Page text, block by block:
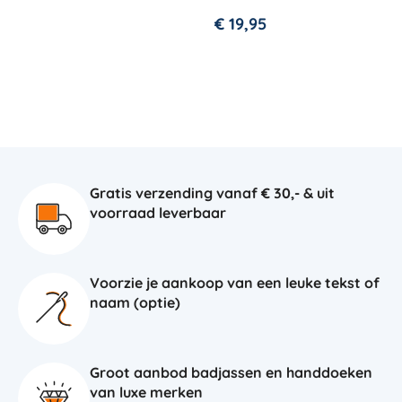
€ 19,95
Gratis verzending vanaf € 30,- & uit
voorraad leverbaar
Voorzie je aankoop van een leuke tekst of
naam (optie)
Groot aanbod badjassen en handdoeken
van luxe merken